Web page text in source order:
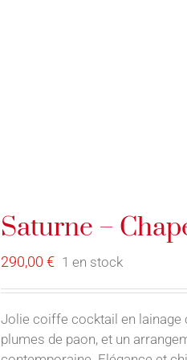
Saturne –
290,00 € 1 en stock
Jolie coiffe cocktail en lainage
plumes de paon, et un